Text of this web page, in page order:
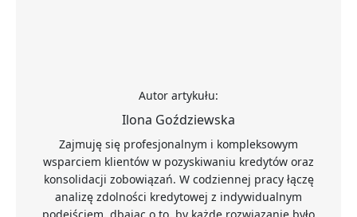
Autor artykułu:
Ilona Goździewska
Zajmuję się profesjonalnym i kompleksowym
wsparciem klientów w pozyskiwaniu kredytów oraz
konsolidacji zobowiązań. W codziennej pracy łączę
analizę zdolności kredytowej z indywidualnym
podejściem, dbając o to, by każde rozwiązanie było